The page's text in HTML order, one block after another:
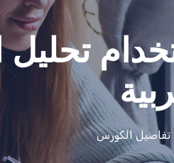
تفاصيل الكورس